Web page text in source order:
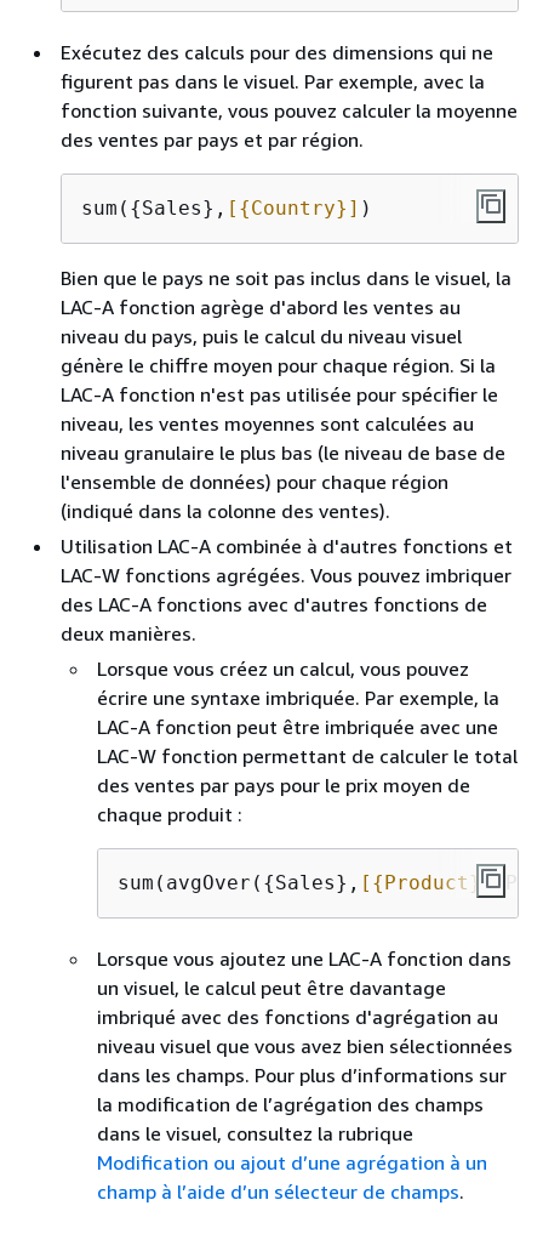
Exécutez des calculs pour des dimensions qui ne
figurent pas dans le visuel. Par exemple, avec la
fonction suivante, vous pouvez calculer la moyenne
des ventes par pays et par région.
sum( {Sales}, [ {Country}] )
Bien que le pays ne soit pas inclus dans le visuel, la
LAC-A fonction agrège d'abord les ventes au
niveau du pays, puis le calcul du niveau visuel
génère le chiffre moyen pour chaque région. Si la
LAC-A fonction n'est pas utilisée pour spécifier le
niveau, les ventes moyennes sont calculées au
niveau granulaire le plus bas (le niveau de base de
l'ensemble de données) pour chaque région
(indiqué dans la colonne des ventes).
Utilisation LAC-A combinée à d'autres fonctions et
LAC-W fonctions agrégées. Vous pouvez imbriquer
des LAC-A fonctions avec d'autres fonctions de
deux manières.
Lorsque vous créez un calcul, vous pouvez
écrire une syntaxe imbriquée. Par exemple, la
LAC-A fonction peut être imbriquée avec une
LAC-W fonction permettant de calculer le total
des ventes par pays pour le prix moyen de
chaque produit :
sum(avgOver( {Sales}, [ {Product}]
Lorsque vous ajoutez une LAC-A fonction dans
un visuel, le calcul peut être davantage
imbriqué avec des fonctions d'agrégation au
niveau visuel que vous avez bien sélectionnées
dans les champs. Pour plus d’informations sur
la modification de l’agrégation des champs
dans le visuel, consultez la rubrique
Modification ou ajout d’une agrégation à un
champ à l’aide d’un sélecteur de champs.